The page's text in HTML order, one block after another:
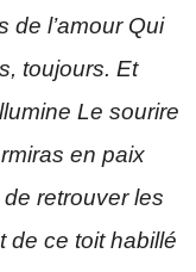
de l’amour Qui
toujours. Et
Le sourire
en paix
retrouver les
de ce toit habillé